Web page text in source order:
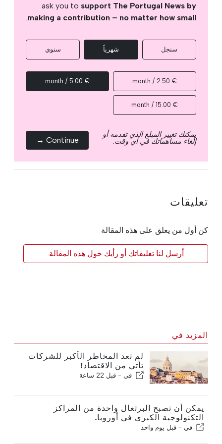
ask you to support The Portugal News by
making a contribution – no matter how small
.
سنجل شهرياً سنوي
€ 2.50 / month
€ 5.00 / month
€ 15.00 / month
يمكنك تغيير المبلغ الذي تقدمه أو
إلغاء مساهماتك في أي وقت. Continue →
تعليقات
كن أول من يعلق على هذه المقالة
أرسل لنا تعليقاتك أو رأيك حول هذه المقالة.
المزيد في
لم تعد المخاطر الأكبر للشركات
تأتي من الاقتصاد!
في - قبل 22 ساعة
يمكن أن تصبح البرتغال واحدة من المراكز
التكنولوجية الكبرى في أوروبا.
في - قبل يوم واحد